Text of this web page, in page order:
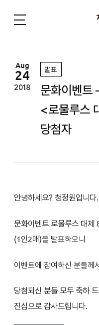
Aug
24
2018
발표
문화이벤트
<로물루스
당첨자
안녕하세요? 청정원입니다.
문화이벤트 로물루스 대제
(1인2매)을 발표하오니
이벤트에 참여하신 분들께
당첨되신 분들 모두 축하
진심으로 감사드립니다.